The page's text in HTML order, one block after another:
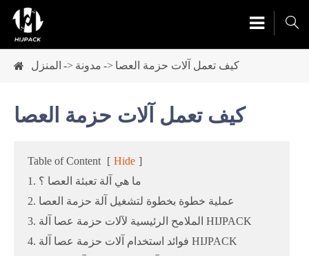

المنزل مدونة كيف تعمل آلات حزمة العصا
كيف تعمل آلات حزمة العصا
Table of Content [ Hide ]
1. ما هي آلة تعبئة العصا ؟
2. عملية خطوة بخطوة لتشغيل آلة حزمة العصا
3. الملامح الرئيسية لآلات حزمة عصا آلة HIJPACK
4. فوائد استخدام آلات حزمة عصا آلة HIJPACK